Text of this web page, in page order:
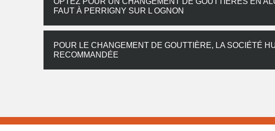
FAUT À PERRIGNY SUR L OGNON
POUR LE CHANGEMENT DE GOUTTIÈRE, LA SOCIÉTÉ
RECOMMANDÉE